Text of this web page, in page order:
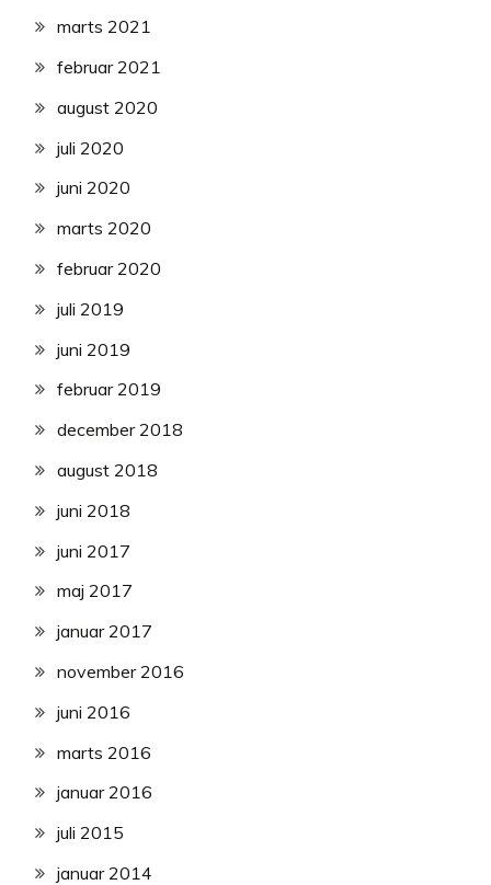
marts 2021
februar 2021
august 2020
juli 2020
juni 2020
marts 2020
februar 2020
juli 2019
juni 2019
februar 2019
december 2018
august 2018
juni 2018
juni 2017
maj 2017
januar 2017
november 2016
juni 2016
marts 2016
januar 2016
juli 2015
januar 2014